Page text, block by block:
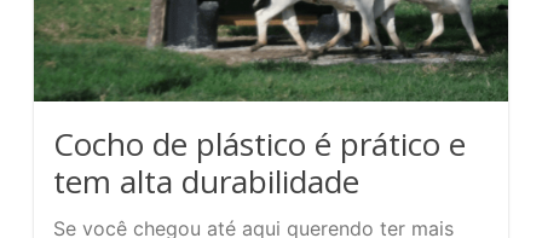
vantagens
Cocho de plástico é prático e
tem alta durabilidade
Se você chegou até aqui querendo ter mais